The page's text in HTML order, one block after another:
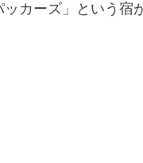
カーズ」という宿